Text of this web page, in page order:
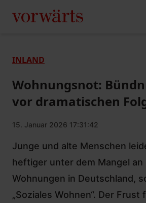
INLAND
Wohnungsnot:
vor dramatischen
15. Januar 2026 17:31:42
Junge und alte Menschen
heftiger unter dem Mangel an
Wohnungen in Deutschland,
„Soziales Wohnen“. Der Frust